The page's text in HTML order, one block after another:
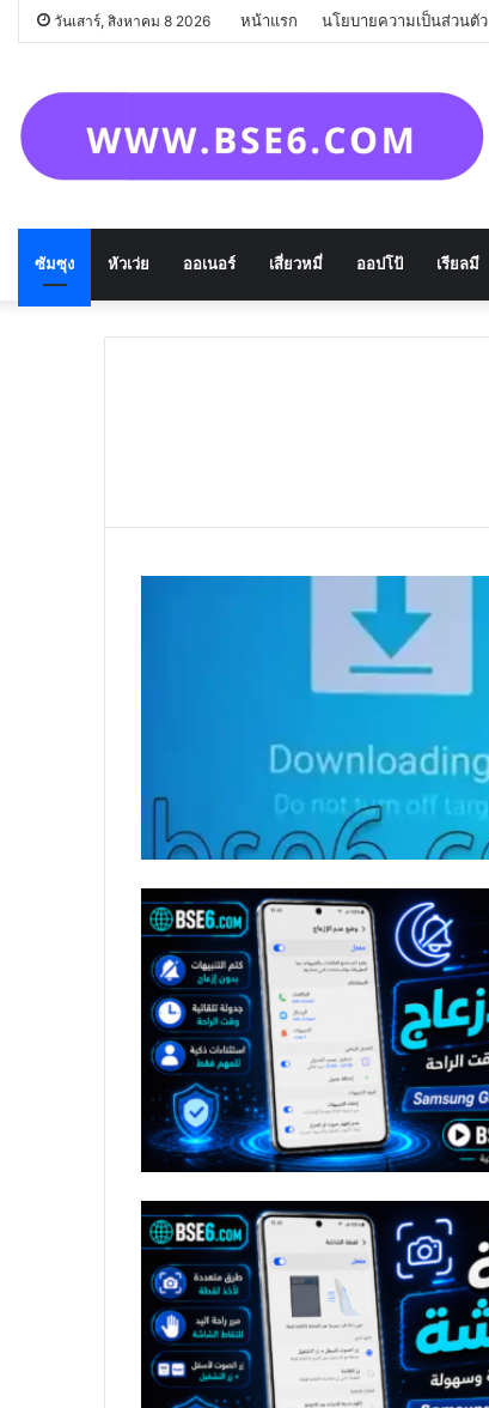
วันเสาร์, สิงหาคม 8 2026 หน้าแรก นโยบายความเป็นส่วนตัว
ซัมซุง หัวเว่ย ออเนอร์ เสี่ยวหมี่ ออปโป้ เรียลมี